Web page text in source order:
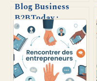
Blog Business
B2BToday :
tendances,
conseils et
analyses pour
booster votre
stratégie B2B